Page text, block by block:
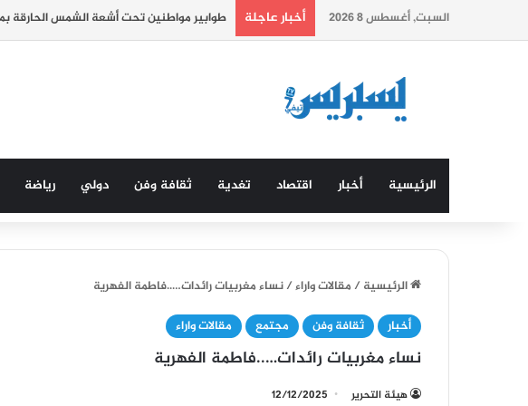
السبت, أغسطس 8 2026 أخبار عاجلة المغرب يحتل المرتبة 76 عالميا في مؤشر الازدهار العالمي.
الرئيسية أخبار اقتصاد تغدية ثقافة وفن دولي رياضة
الرئيسية/مقالات واراء/نساء مغربيات رائدات…..فاطمة الفهرية
أخبار
ثقافة وفن مجتمع مقالات واراء
نساء مغربيات رائدات…..فاطمة الفهرية
هيئة التحرير 12/12/2025